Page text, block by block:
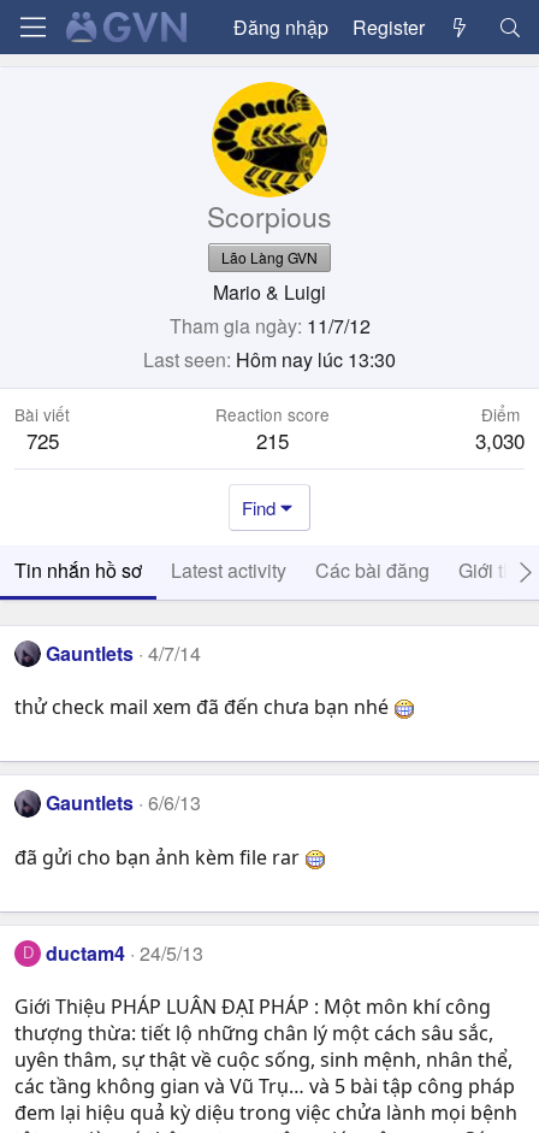
Đăng nhập Register
Scorpious
Lão Làng GVN
Mario & Luigi
Tham gia ngày 11/7/12
Last seen Hôm nay lúc 13:30
Bài viết
725
Reaction score
215
Điểm
3,030
Find
Tin nhắn hồ sơ Latest activity Các bài đăng Giới thiệu
Gauntlets 4/7/14
thử check mail xem đã đến chưa bạn nhé
Gauntlets 6/6/13
đã gửi cho bạn ảnh kèm file rar
D ductam4 24/5/13
Giới Thiệu PHÁP LUÂN ĐẠI PHÁP : Một môn khí công
thượng thừa: tiết lộ những chân lý một cách sâu sắc,
uyên thâm, sự thật về cuộc sống, sinh mệnh, nhân thể,
các tầng không gian và Vũ Trụ… và 5 bài tập công pháp
đem lại hiệu quả kỳ diệu trong việc chửa lành mọi bệnh